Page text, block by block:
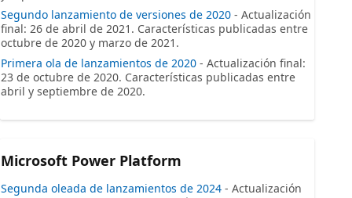
Segundo lanzamiento de versiones de 2020 - Actualización
final: 26 de abril de 2021. Características publicadas entre
octubre de 2020 y marzo de 2021.
Primera ola de lanzamientos de 2020 - Actualización final:
23 de octubre de 2020. Características publicadas entre
abril y septiembre de 2020.
Microsoft Power Platform
Segunda oleada de lanzamientos de 2024 - Actualización